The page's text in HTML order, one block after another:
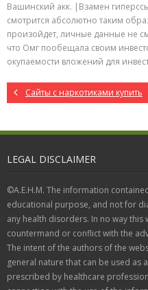
Вашинский акк. |Взамен
смотрится абсолютно таким
произойдет, личные данные не
что Омг пообещала своим
окупаемости вложений для
Сайты с наркотиками купить
LEGAL DISCLAIMER
©A.E.H.M. The information
educational purpose, and not for
any health disorders. In no way
countermand or conflict with the
The intent of the authors of the
general nature that can be used
prescribed by healthcare